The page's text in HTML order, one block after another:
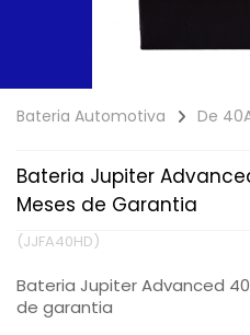
DE 150AH E 180AH
Bateria Automotiva De
Bateria Jupiter
Meses de Garantia
(JJFA40HD)
Bateria Jupiter Advanced
de garantia